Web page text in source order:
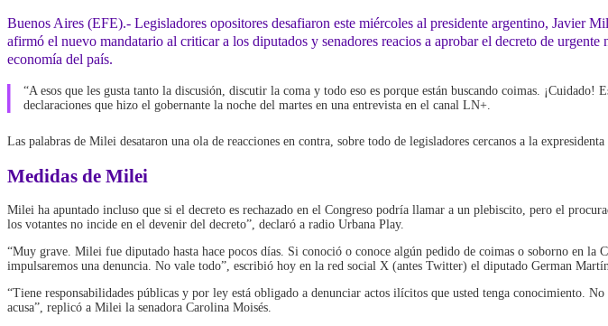
Buenos Aires (EFE).- Legisladores opositores desafiaron este miércoles al presidente argentino, Javier
afirmó el nuevo mandatario al criticar a los diputados y senadores reacios a aprobar el decreto de
economía del país.
“A esos que les gusta tanto la discusión, discutir la coma y todo eso es porque están buscando coimas.
declaraciones que hizo el gobernante la noche del martes en una entrevista en el canal LN+.
Las palabras de Milei desataron una ola de reacciones en contra, sobre todo de legisladores cercanos a la
Medidas de Milei
Milei ha apuntado incluso que si el decreto es rechazado en el Congreso podría llamar a un plebiscito, pero el
los votantes no incide en el devenir del decreto”, declaró a radio Urbana Play.
“Muy grave. Milei fue diputado hasta hace pocos días. Si conoció o conoce algún pedido de coimas o soborno en
impulsaremos una denuncia. No vale todo”, escribió hoy en la red social X (antes Twitter) el diputado German
“Tiene responsabilidades públicas y por ley está obligado a denunciar actos ilícitos que usted tenga conocimiento.
acusa”, replicó a Milei la senadora Carolina Moisés.